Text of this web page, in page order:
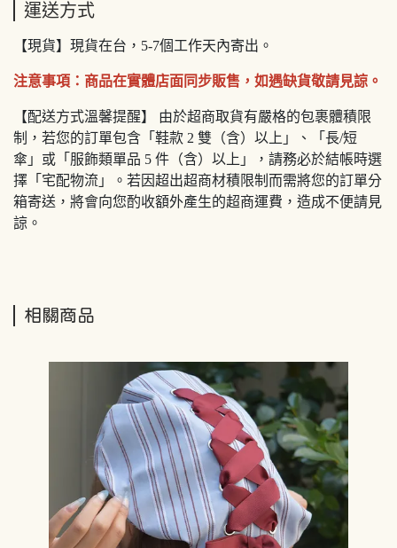
運送方式
【現貨】現貨在台，5-7個工作天內寄出。
注意事項：商品在實體店面同步販售，如遇缺貨敬請見諒。
【配送方式溫馨提醒】 由於超商取貨有嚴格的包裹體積限
制，若您的訂單包含「鞋款 2 雙（含）以上」、「長/短
傘」或「服飾類單品 5 件（含）以上」，請務必於結帳時選
擇「宅配物流」。若因超出超商材積限制而需將您的訂單分
箱寄送，將會向您酌收額外產生的超商運費，造成不便請見
諒。
相關商品